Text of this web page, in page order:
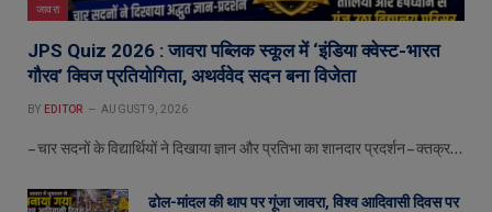
जावरा
JPS Quiz 2026 : जावरा पब्लिक स्कूल में ‘इंडिया क्वेस्ट-भारत
गौरव’ क्विज प्रतियोगिता, अथर्ववेद सदन बना विजेता
BY EDITOR AUGUST 9, 2026
– चार सदनों के विद्यार्थियों ने दिखाया ज्ञान और प्रतिभा का शानदार प्रदर्शन – क्तक्र…
ढोल-मांदल की थाप पर गूंजा जावरा, विश्व आदिवासी दिवस पर